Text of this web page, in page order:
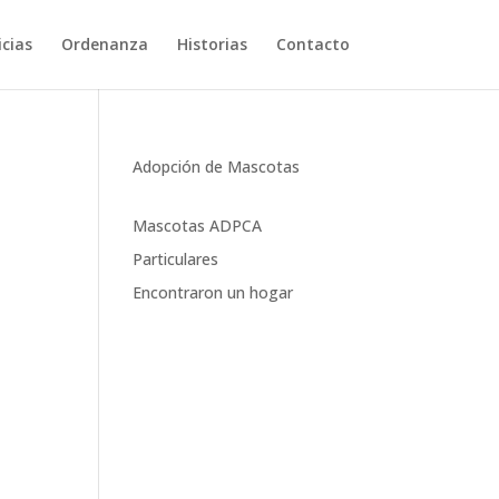
Ordenanza Historias Contacto
Adopción de Mascotas
Mascotas ADPCA
Particulares
Encontraron un hogar